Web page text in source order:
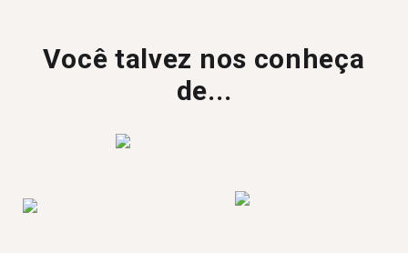
Você talvez nos conheça
de...